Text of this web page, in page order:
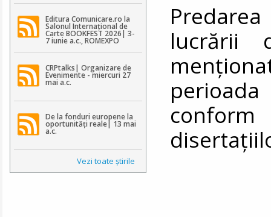
Editura Comunicare.ro la
Salonul Internațional de
Carte BOOKFEST 2026| 3-
7 iunie a.c., ROMEXPO
CRPtalks| Organizare de
Evenimente - miercuri 27
mai a.c.
De la fonduri europene la
oportunități reale| 13 mai
a.c.
Vezi toate ştirile
lucrării